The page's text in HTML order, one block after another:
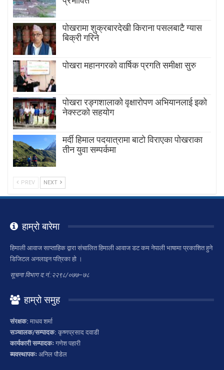
पोखरामा शुक्रबारदेखी किराना पसलबाटै ग्यास
बिक्री गरिने
पोखरा महानगरको वार्षिक प्रगति समीक्षा सुरु
पोखरा रङ्गशालाको वृक्षारोपण अभियानलाई इको
नेक्स्टको सहयोग
मर्दी हिमाल पदयात्रामा बाटाे विराएका पाेखराका
तीन युवा सम्पर्कमा
PREV NEXT
हाम्रो बारेमा
हिमाली आवाज साप्ताहिक द्वारा संचालित हिमाली आवाज डट कम नेपाली भाषामा प्रकाशित हुने
डिजिटल अनलाइन पत्रिका हो ।
सूचना विभाग द.नं.:२२९८/०७७–७८
हाम्रो समुह
संरक्षक: माधव शर्मा
सञ्चालक/सम्पादक: कृष्णप्रसाद दवाडी
कार्यकारी सम्पादकः गणेश पहारी
ब्यवस्थापकः अनिल पौडेल